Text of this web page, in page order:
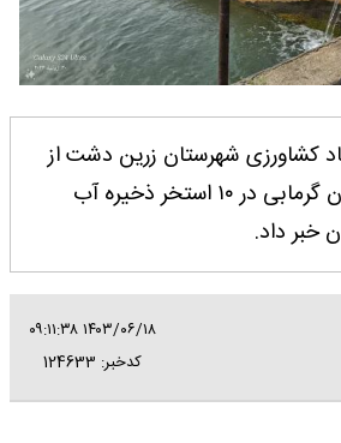
کشاورزی شهرستان زرین دشت از
افزایش پرورش ماهیان گرمابی در ۱۰ استخر ذخیره آب
خبر داد.
۱۴۰۳/۰۶/۱۸ ۰۹:۱۱:۳۸
کدخبر: 124633